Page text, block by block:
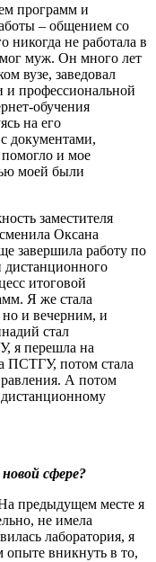
программ и
– общением со
никогда не работала в
муж. Он много лет
вузе, заведовал
профессиональной
обучения
на его
документами,
и мое
моей были
заместителя
Оксана
завершила работу по
итоговой
Я же стала
но и вечерним, и
стал
я перешла на
ПСТГУ, потом стала
А потом
дистанционному
сфере?
предыдущем месте я
не имела
лаборатория, я
вникнуть в то,